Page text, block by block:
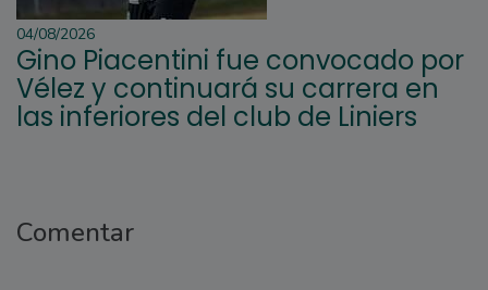
04/08/2026
Gino Piacentini fue convocado por
Vélez y continuará su carrera en
las inferiores del club de Liniers
Comentar